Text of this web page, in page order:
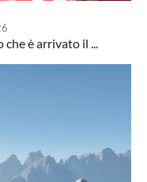
è arrivato il ...